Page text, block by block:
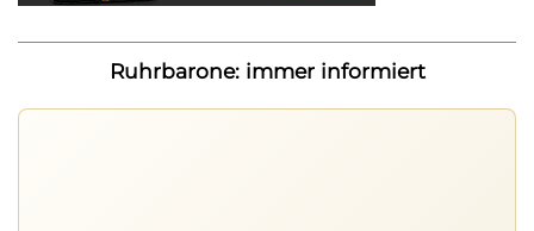
Ruhrbarone: immer informiert